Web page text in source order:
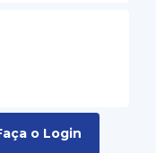
o Login